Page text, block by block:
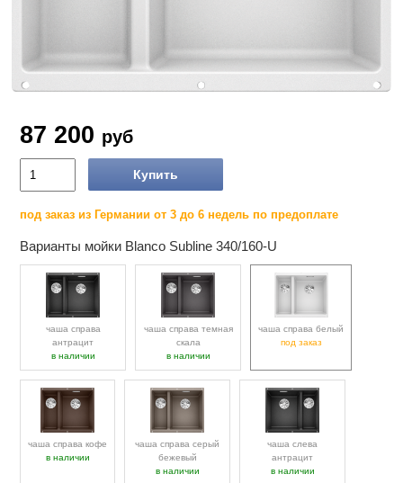
87 200 руб
Купить
под заказ из Германии от 3 до 6 недель по предоплате
Варианты мойки Blanco Subline 340/160-U
чаша справа
антрацит
в наличии
чаша справа темная
скала
в наличии
чаша справа белый
под заказ
чаша справа кофе
в наличии
чаша справа серый
бежевый
в наличии
чаша слева
антрацит
в наличии